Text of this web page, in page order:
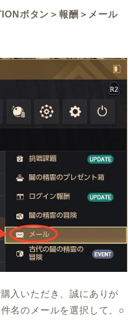
ボタン＞報酬＞メール
入いただき、誠にありが
名のメールを選択して、○